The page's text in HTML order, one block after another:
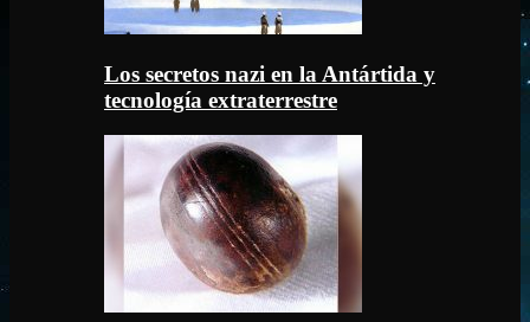
Los secretos nazi en la Antártida y
tecnología extraterrestre